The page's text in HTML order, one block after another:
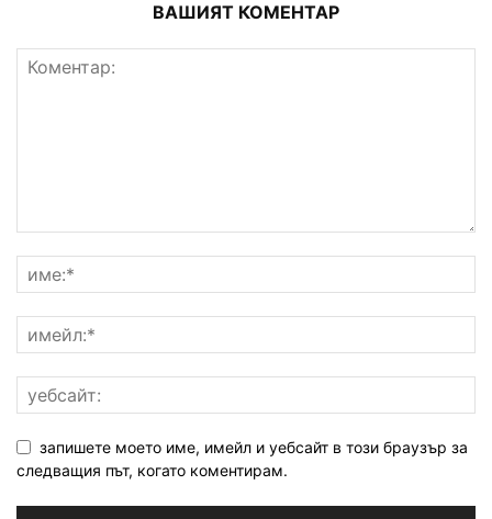
ВАШИЯТ КОМЕНТАР
запишете моето име, имейл и уебсайт в този браузър за
следващия път, когато коментирам.